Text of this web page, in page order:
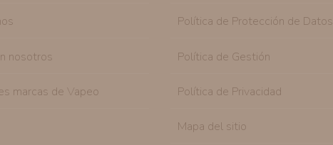
nosotros
marcas de Vapeo
Política de Protección de Datos
Política de Gestión
Política de Privacidad
Mapa del sitio